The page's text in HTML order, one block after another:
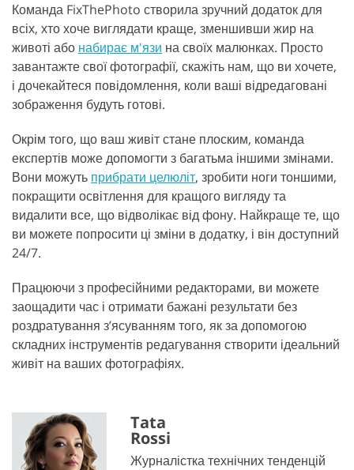
Команда FixThePhoto створила зручний додаток для
всіх, хто хоче виглядати краще, зменшивши жир на
животі або набирає м'язи на своїх малюнках. Просто
завантажте свої фотографії, скажіть нам, що ви хочете,
і дочекайтеся повідомлення, коли ваші відредаговані
зображення будуть готові.
Окрім того, що ваш живіт стане плоским, команда
експертів може допомогти з багатьма іншими змінами.
Вони можуть прибрати целюліт, зробити ноги тоншими,
покращити освітлення для кращого вигляду та
видалити все, що відволікає від фону. Найкраще те, що
ви можете попросити ці зміни в додатку, і він доступний
24/7.
Працюючи з професійними редакторами, ви можете
заощадити час і отримати бажані результати без
роздратування з’ясуванням того, як за допомогою
складних інструментів редагування створити ідеальний
живіт на ваших фотографіях.
Tata
Rossi
Журналістка технічних тенденцій